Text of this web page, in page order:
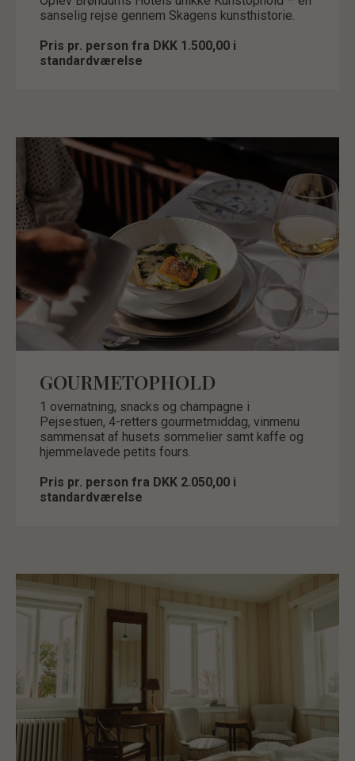
sanselig rejse gennem Skagens kunsthistorie.
Pris pr. person fra DKK 1.500,00 i
standardværelse
GOURMETOPHOLD
1 overnatning, snacks og champagne i
Pejsestuen, 4-retters gourmetmiddag, vinmenu
sammensat af husets sommelier samt kaffe og
hjemmelavede petits fours.
Pris pr. person fra DKK 2.050,00 i
standardværelse